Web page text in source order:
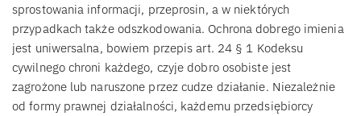
sprostowania informacji, przeprosin, a w niektórych
przypadkach także odszkodowania. Ochrona dobrego imienia
jest uniwersalna, bowiem przepis art. 24 § 1 Kodeksu
cywilnego chroni każdego, czyje dobro osobiste jest
zagrożone lub naruszone przez cudze działanie. Niezależnie
od formy prawnej działalności, każdemu przedsiębiorcy